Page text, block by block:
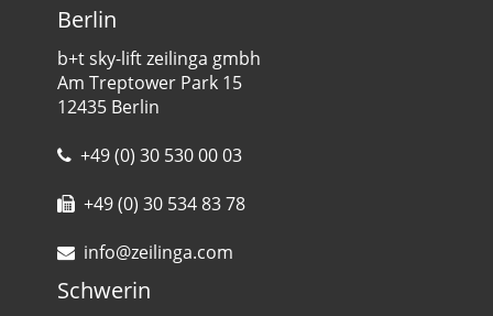
Berlin
b+t sky-lift zeilinga gmbh
Am Treptower Park 15
12435 Berlin
+49 (0) 30 530 00 03
+49 (0) 30 534 83 78
info@zeilinga.com
Schwerin